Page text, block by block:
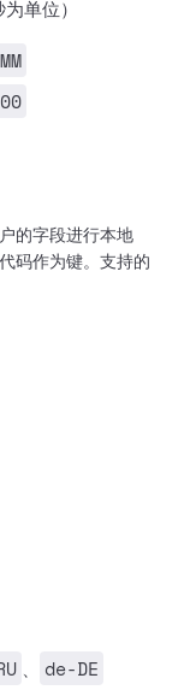
为单位）
的字段进行本地
码作为键。支持的
、 de-DE